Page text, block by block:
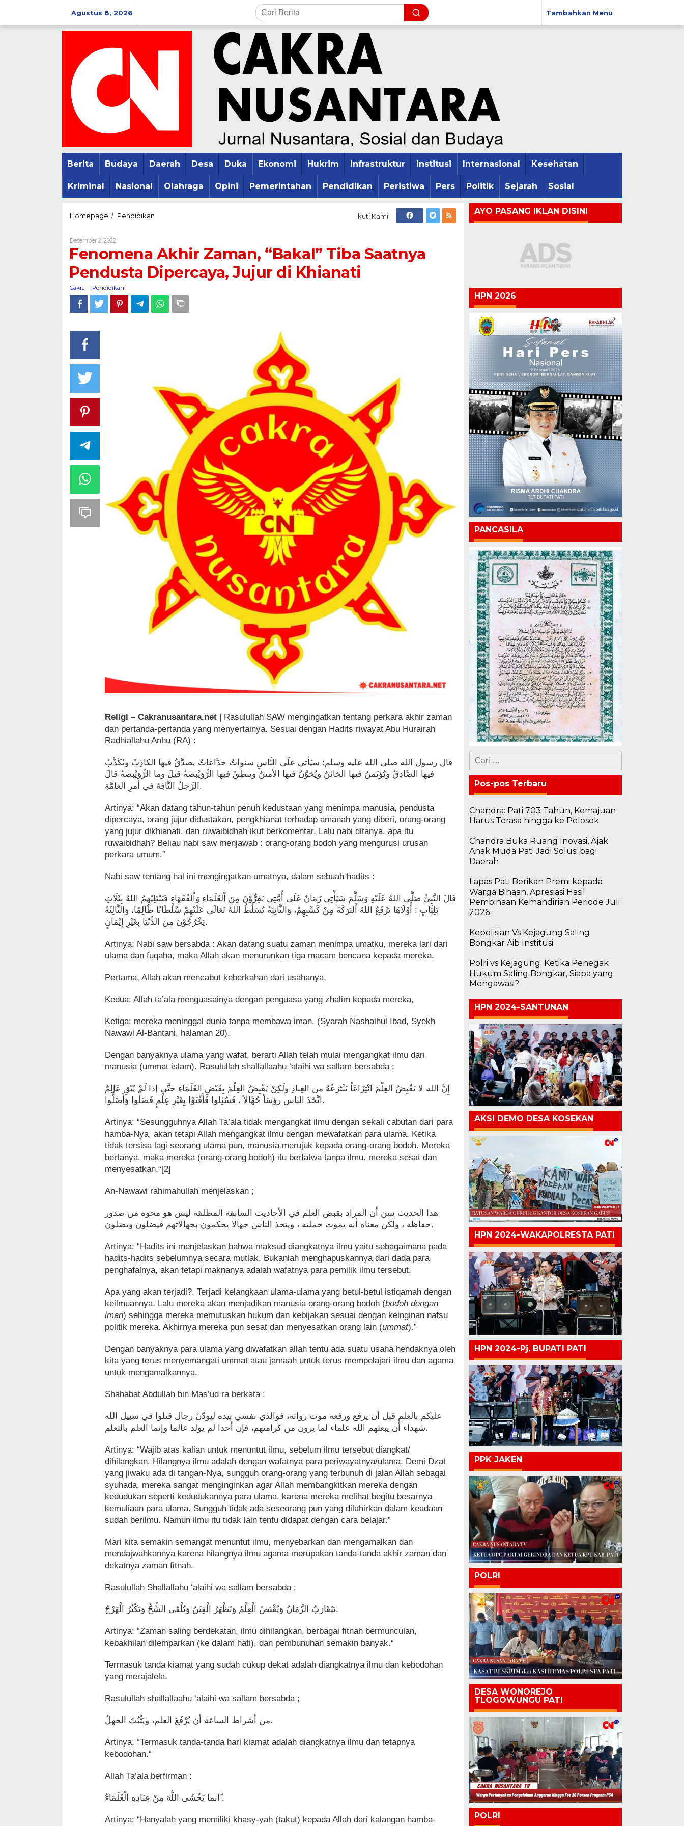
konten
Agustus 8, 2026 Tambahkan Menu
Berita Budaya Daerah Desa Duka Ekonomi Hukrim Infrastruktur Institusi Internasional Kesehatan
Kriminal Nasional Olahraga Opini Pemerintahan Pendidikan Peristiwa Pers Politik Sejarah Sosial
Homepage / Pendidikan
Tiba
Saatnya
Pendusta
Jujur
di
Ikuti Kami
Desember 2, 2022
Fenomena Akhir Zaman, “Bakal” Tiba Saatnya
Pendusta Dipercaya, Jujur di Khianati
Cakra - Pendidikan
Religi – Cakranusantara.net | Rasulullah SAW mengingatkan tentang perkara akhir zaman
dan pertanda-pertanda yang menyertainya. Sesuai dengan Hadits riwayat Abu Hurairah
Radhiallahu Anhu (RA) :
قال رسول الله صلى الله عليه وسلم: سيَأتي علَى النَّاسِ سنواتٌ خدَّاعاتُ يصدَّقُ فيها الكاذِبُ ويُكَذَّبُ
فيها الصَّادِقُ ويُؤتَمنُ فيها الخائنُ ويُخوَّنُ فيها الأمينُ وينطِقُ فيها الرُّوَيْبضةُ قيلَ وما الرُّوَيْبضةُ قالَ
الرَّجلُ التَّافِهُ في أمرِ العامَّةِ.
Artinya: “Akan datang tahun-tahun penuh kedustaan yang menimpa manusia, pendusta
dipercaya, orang jujur didustakan, pengkhianat terhadap amanah yang diberi, orang-orang
yang jujur dikhianati, dan ruwaibidhah ikut berkomentar. Lalu nabi ditanya, apa itu
ruwaibidhah? Beliau nabi saw menjawab : orang-orang bodoh yang mengurusi urusan
perkara umum.”
Nabi saw tentang hal ini mengingatkan umatnya, dalam sebuah hadits :
قَالَ النَّبِىُّ صَلَّى اللهُ عَلَيْهِ وَسَلَّمَ سَيَأْتِى زَمَانٌ عَلَى أُمَّتِى يَفِرُّوْنَ مِنَ اْلعُلَمَاءِ وَاْلفُقَهَاءِ فَيَبْتَلِيْهِمُ اللهُ بِثَلَاثِ
بَلِيَّاتٍ : أُوْلَاهَا يَرْفَعُ اللهُ اْلبَرَكَةَ مِنْ كَسْبِهِمْ، وَالثَّانِيَةُ يُسَلِّطُ اللهُ تَعَالَى عَلَيْهِمْ سُلْطَانًا ظَالِمًا، وَالثَّالِثَةُ
يَخْرُجُوْنَ مِنَ الدُّنْيَا بِغَيْرِ إِيْمَانٍ.
Artinya: Nabi saw bersabda : Akan datang suatu zaman menimpa umatku, mereka lari dari
ulama dan fuqaha, maka Allah akan menurunkan tiga macam bencana kepada mereka.
Pertama, Allah akan mencabut keberkahan dari usahanya,
Kedua; Allah ta’ala menguasainya dengan penguasa yang zhalim kepada mereka,
Ketiga; mereka meninggal dunia tanpa membawa iman. (Syarah Nashaihul Ibad, Syekh
Nawawi Al-Bantani, halaman 20).
Dengan banyaknya ulama yang wafat, berarti Allah telah mulai mengangkat ilmu dari
manusia (ummat islam). Rasulullah shallallaahu ‘alaihi wa sallam bersabda ;
ﺇِﻥَّ ﺍﻟﻠﻪ ﻻ ﻳَﻘْﺒِﺾُ ﺍﻟﻌِﻠْﻢَ ﺍﻧْﺘِﺰَﺍﻋَﺎً ﻳَﻨْﺘَﺰِﻋُﻪُ ﻣﻦ ﺍﻟﻌِﺒﺎﺩِ ﻭﻟَﻜِﻦْ ﻳَﻘْﺒِﺾُ ﺍﻟﻌِﻠْﻢَ ﺑِﻘَﺒْﺾِ ﺍﻟﻌُﻠَﻤَﺎﺀِ ﺣﺘَّﻰ ﺇﺫﺍ ﻟَﻢْ ﻳُﺒْﻖِ ﻋَﺎﻟِﻢٌ
ﺍﺗَّﺨَﺬَ ﺍﻟﻨﺎﺱ ﺭﺅﺳَﺎً ﺟُﻬَّﺎﻻً ، ﻓَﺴُﺌِﻠﻮﺍ ﻓَﺄَﻓْﺘَﻮْﺍ ﺑِﻐَﻴْﺮِ ﻋِﻠْﻢٍ ﻓَﻀَﻠُّﻮﺍ ﻭَﺃَﺿَﻠُّﻮﺍ.
Artinya: “Sesungguhnya Allah Ta’ala tidak mengangkat ilmu dengan sekali cabutan dari para
hamba-Nya, akan tetapi Allah mengangkat ilmu dengan mewafatkan para ulama. Ketika
tidak tersisa lagi seorang ulama pun, manusia merujuk kepada orang-orang bodoh. Mereka
bertanya, maka mereka (orang-orang bodoh) itu berfatwa tanpa ilmu. mereka sesat dan
menyesatkan.“[2]
An-Nawawi rahimahullah menjelaskan ;
‏ﻫﺬﺍ ﺍﻟﺤﺪﻳﺚ ﻳﺒﻴﻦ ﺃﻥ ﺍﻟﻤﺮﺍﺩ ﺑﻘﺒﺾ ﺍﻟﻌﻠﻢ ﻓﻲ ﺍﻷﺣﺎﺩﻳﺚ ﺍﻟﺴﺎﺑﻘﺔ ﺍﻟﻤﻄﻠﻘﺔ ﻟﻴﺲ ﻫﻮ ﻣﺤﻮﻩ ﻣﻦ ﺻﺪﻭﺭ
ﺣﻔﺎﻇﻪ ، ﻭﻟﻜﻦ ﻣﻌﻨﺎﻩ ﺃﻧﻪ ﻳﻤﻮﺕ ﺣﻤﻠﺘﻪ ، ﻭﻳﺘﺨﺬ ﺍﻟﻨﺎﺱ ﺟﻬﺎﻻ ﻳﺤﻜﻤﻮﻥ ﺑﺠﻬﺎﻻﺗﻬﻢ ﻓﻴﻀﻠﻮﻥ ﻭﻳﻀﻠﻮﻥ.
Artinya: “Hadits ini menjelaskan bahwa maksud diangkatnya ilmu yaitu sebagaimana pada
hadits-hadits sebelumnya secara mutlak. Bukanlah menghapuskannya dari dada para
penghafalnya, akan tetapi maknanya adalah wafatnya para pemilik ilmu tersebut.
Apa yang akan terjadi?. Terjadi kelangkaan ulama-ulama yang betul-betul istiqamah dengan
keilmuannya. Lalu mereka akan menjadikan manusia orang-orang bodoh (bodoh dengan
iman) sehingga mereka memutuskan hukum dan kebijakan sesuai dengan keinginan nafsu
politik mereka. Akhirnya mereka pun sesat dan menyesatkan orang lain (ummat).”
Dengan banyaknya para ulama yang diwafatkan allah tentu ada suatu usaha hendaknya oleh
kita yang terus menyemangati ummat atau jamaah untuk terus mempelajari ilmu dan agama
untuk mengamalkannya.
Shahabat Abdullah bin Mas’ud ra berkata ;
ﻋﻠﻴﻜﻢ ﺑﺎﻟﻌﻠﻢ ﻗﺒﻞ ﺃﻥ ﻳﺮﻓﻊ ﻭﺭﻓﻌﻪ ﻣﻮﺕ ﺭﻭﺍﺗﻪ، ﻓﻮﺍﻟﺬﻱ ﻧﻔﺴﻲ ﺑﻴﺪﻩ ﻟﻴﻮﺩّﻥّ ﺭﺟﺎﻝ ﻗﺘﻠﻮﺍ ﻓﻲ ﺳﺒﻴﻞ ﺍﻟﻠﻪ
ﺷﻬﺪﺍﺀ ﺃﻥ ﻳﺒﻌﺜﻬﻢ ﺍﻟﻠﻪ ﻋﻠﻤﺎﺀ ﻟﻤﺎ ﻳﺮﻭﻥ ﻣﻦ ﻛﺮﺍﻣﺘﻬﻢ، ﻓﺈﻥ ﺃﺣﺪﺍ ﻟﻢ ﻳﻮﻟﺪ ﻋﺎﻟﻤﺎ ﻭﺇﻧﻤﺎ ﺍﻟﻌﻠﻢ ﺑﺎﻟﺘﻌﻠﻢ.
Artinya: “Wajib atas kalian untuk menuntut ilmu, sebelum ilmu tersebut diangkat/
dihilangkan. Hilangnya ilmu adalah dengan wafatnya para periwayatnya/ulama. Demi Dzat
yang jiwaku ada di tangan-Nya, sungguh orang-orang yang terbunuh di jalan Allah sebagai
syuhada, mereka sangat menginginkan agar Allah membangkitkan mereka dengan
kedudukan seperti kedudukannya para ulama, karena mereka melihat begitu besarnya
kemuliaan para ulama. Sungguh tidak ada seseorang pun yang dilahirkan dalam keadaan
sudah berilmu. Namun ilmu itu tidak lain tentu didapat dengan cara belajar.”
Mari kita semakin semangat menuntut ilmu, menyebarkan dan mengamalkan dan
mendajwahkannya karena hilangnya ilmu agama merupakan tanda-tanda akhir zaman dan
dekatnya zaman fitnah.
Rasulullah Shallallahu ‘alaihi wa sallam bersabda ;
ﻳَﺘَﻘَﺎﺭَﺏُ ﺍﻟﺰَّﻣَﺎﻥُ ﻭَﻳُﻘْﺒَﺾُ ﺍﻟْﻌِﻠْﻢُ ﻭَﺗَﻈْﻬَﺮُ ﺍﻟْﻔِﺘَﻦُ ﻭَﻳُﻠْﻘَﻰ ﺍﻟﺸُّﺢُّ ﻭَﻳَﻜْﺜُﺮُ ﺍﻟْﻬَﺮْﺝُ.
Artinya: “Zaman saling berdekatan, ilmu dihilangkan, berbagai fitnah bermunculan,
kebakhilan dilemparkan (ke dalam hati), dan pembunuhan semakin banyak.“
Termasuk tanda kiamat yang sudah cukup dekat adalah diangkatnya ilmu dan kebodohan
yang merajalela.
Rasulullah shallallaahu ‘alaihi wa sallam bersabda ;
ﻣﻦ ﺃﺷﺮﺍﻁ ﺍﻟﺴﺎﻋﺔ ﺃﻥ ﻳُﺮْﻓَﻊَ ﺍﻟﻌﻠﻢ، ﻭﻳَﺜْﺒُﺖَ ﺍﻟﺠﻬﻞُ.
Artinya: “Termasuk tanda-tanda hari kiamat adalah diangkatnya ilmu dan tetapnya
kebodohan.“
Allah Ta’ala berfirman :
انما ﻳَﺨْﺸَﻰ ﺍﻟﻠَّﻪَ ﻣِﻦْ ﻋِﺒَﺎﺩِﻩِ ﺍﻟْﻌُﻠَﻤَﺎﺀُ ۗ.
Artinya: “Hanyalah yang memiliki khasy-yah (takut) kepada Allah dari kalangan hamba-
AYO PASANG IKLAN DISINI
HPN 2026
PANCASILA
Cari
untuk:
Pos-pos Terbaru
Chandra: Pati 703 Tahun, Kemajuan
Harus Terasa hingga ke Pelosok
Chandra Buka Ruang Inovasi, Ajak
Anak Muda Pati Jadi Solusi bagi
Daerah
Lapas Pati Berikan Premi kepada
Warga Binaan, Apresiasi Hasil
Pembinaan Kemandirian Periode Juli
2026
Kepolisian Vs Kejagung Saling
Bongkar Aib Institusi
Polri vs Kejagung: Ketika Penegak
Hukum Saling Bongkar, Siapa yang
Mengawasi?
HPN 2024-SANTUNAN
AKSI DEMO DESA KOSEKAN
HPN 2024-WAKAPOLRESTA PATI
HPN 2024-Pj. BUPATI PATI
PPK JAKEN
POLRI
DESA WONOREJO
TLOGOWUNGU PATI
POLRI